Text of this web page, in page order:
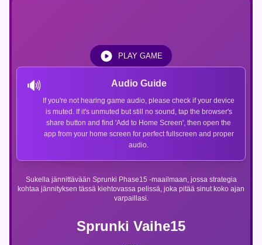
Sprunki Vaihe15
Sukella jännittävään Sprunki Phase15 -maailmaan, jossa strategia
kohtaa jännityksen tässä kiehtovassa pelissä, joka pitää sinut koko ajan
varpaillasi.
🔊 Audio Guide
If you're not hearing game audio, please check if your device
is muted. If it's unmuted but still no sound, tap the browser's
share button and find 'Add to Home Screen', then open the
app from your home screen for perfect fullscreen and proper
audio.
PLAY GAME